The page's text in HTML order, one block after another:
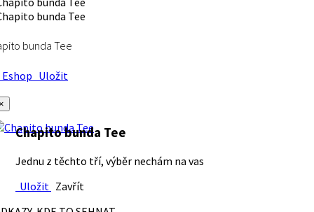
bunda Tee
Uložit
Chapito bunda Tee
Jednu z těchto tří, výběr nechám na vas
Uložit Zavřít